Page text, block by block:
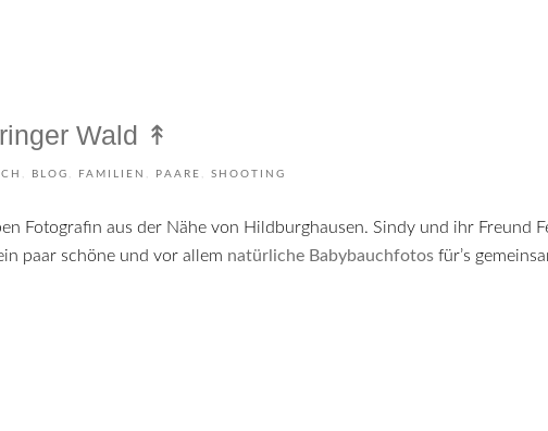
Wald ↟
, BLOG , FAMILIEN , PAARE , SHOOTING
paar schöne und vor allem natürliche Babybauchfotos für’s